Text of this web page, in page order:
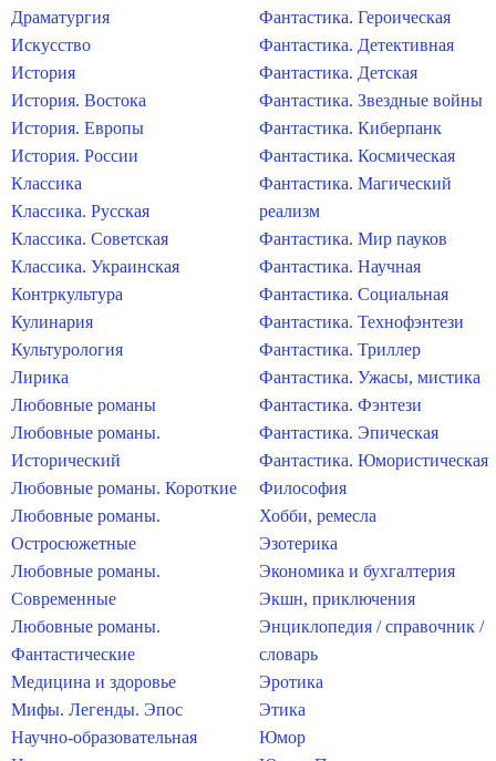
Драматургия
Искусство
История
История. Востока
История. Европы
История. России
Классика
Классика. Русская
Классика. Советская
Классика. Украинская
Контркультура
Кулинария
Культурология
Лирика
Любовные романы
Любовные романы.
Исторический
Любовные романы. Короткие
Любовные романы.
Остросюжетные
Любовные романы.
Современные
Любовные романы.
Фантастические
Медицина и здоровье
Мифы. Легенды. Эпос
Научно-образовательная
Фантастика. Героическая
Фантастика. Детективная
Фантастика. Детская
Фантастика. Звездные войны
Фантастика. Киберпанк
Фантастика. Космическая
Фантастика. Магический
реализм
Фантастика. Мир пауков
Фантастика. Научная
Фантастика. Социальная
Фантастика. Технофэнтези
Фантастика. Триллер
Фантастика. Ужасы, мистика
Фантастика. Фэнтези
Фантастика. Эпическая
Фантастика. Юмористическая
Философия
Хобби, ремесла
Эзотерика
Экономика и бухгалтерия
Экшн, приключения
Энциклопедия / справочник /
словарь
Эротика
Этика
Юмор